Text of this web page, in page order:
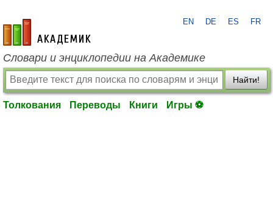
academic.ru
EN DE ES FR
Словари и энциклопедии на Академике
Найти!
Толкования Переводы Книги Игры ⚽